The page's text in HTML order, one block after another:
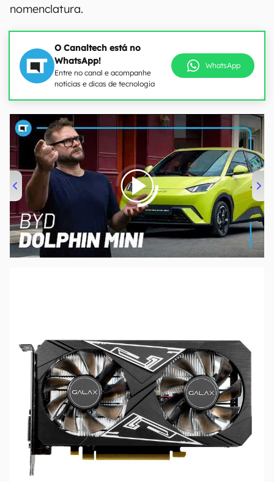
nomenclatura.
O Canaltech está no
WhatsApp!
Entre no canal e acompanhe
notícias e dicas de tecnologia
WhatsApp
00:00/04:07